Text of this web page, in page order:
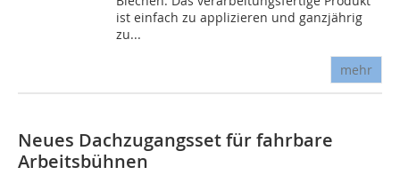
ist einfach zu applizieren und ganzjährig
zu...
mehr
Neues Dachzugangsset für fahrbare
Arbeitsbühnen